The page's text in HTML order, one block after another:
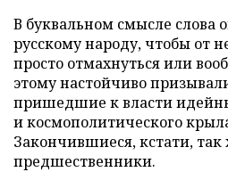
В буквальном смысле слова
русскому народу, чтобы от
просто отмахнуться или
этому настойчиво
пришедшие к власти
и космополитического
Закончившиеся, кстати, так
предшественники.